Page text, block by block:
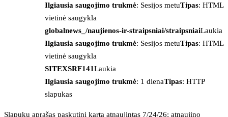
Ilgiausia saugojimo trukmė: Sesijos metuTipas: HTML
vietinė saugykla
globalnews_/naujienos-ir-straipsniai/straipsniaiLaukia
Ilgiausia saugojimo trukmė: Sesijos metuTipas: HTML
vietinė saugykla
SITEXSRF141Laukia
Ilgiausia saugojimo trukmė: 1 dienaTipas: HTTP
slapukas
Slapukų aprašas paskutinį kartą atnaujintas 7/24/26; atnaujino